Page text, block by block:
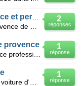
2
réponses
1
réponse
provence
1
réponse